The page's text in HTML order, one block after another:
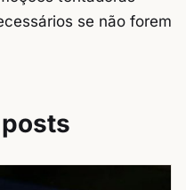
se não forem